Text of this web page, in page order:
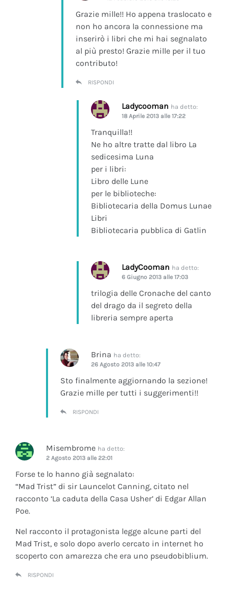
Grazie mille!! Ho appena traslocato e
non ho ancora la connessione ma
inserirò i libri che mi hai segnalato
al più presto! Grazie mille per il tuo
contributo!
RISPONDI
Ladycooman ha detto:
18 Aprile 2013 alle 17:22
Tranquilla!!
Ne ho altre tratte dal libro La
sedicesima Luna
per i libri:
Libro delle Lune
per le biblioteche:
Bibliotecaria della Domus Lunae
Libri
Bibliotecaria pubblica di Gatlin
LadyCooman ha detto:
6 Giugno 2013 alle 17:03
trilogia delle Cronache del canto
del drago da il segreto della
libreria sempre aperta
Brina ha detto:
26 Agosto 2013 alle 10:47
Sto finalmente aggiornando la sezione!
Grazie mille per tutti i suggerimenti!!
RISPONDI
Misembrome ha detto:
2 Agosto 2013 alle 22:01
Forse te lo hanno già segnalato:
“Mad Trist” di sir Launcelot Canning, citato nel
racconto ‘La caduta della Casa Usher’ di Edgar Allan
Poe.
Nel racconto il protagonista legge alcune parti del
Mad Trist, e solo dopo averlo cercato in internet ho
scoperto con amarezza che era uno pseudobiblium.
RISPONDI